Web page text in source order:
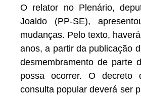
O relator no Plenário,
Joaldo (PP-SE),
mudanças. Pelo texto,
anos, a partir da publicação
desmembramento de parte
possa ocorrer. O decreto
consulta popular deverá ser